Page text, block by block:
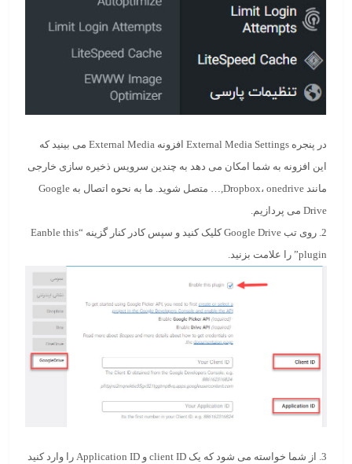
در پنجره External Media Settings افزونه External Media می بینید که
این افزونه به شما امکان می دهد به چندین سرویس ذخیره سازی خارجی
مانند Dropbox، onedrive,… متصل شوید. ما به نحوه اتصال به Google
Drive می پردازیم.
2. روی تب Google Drive کلیک کنید و سپس کادر کنار گزینه “Eanble this
plugin” را علامت بزنید.
3. از شما خواسته می شود که یک client ID و Application ID را وارد کنید